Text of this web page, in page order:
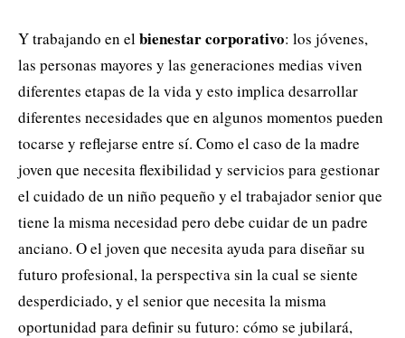
Y trabajando en elbienestar corporativo: los jóvenes,
las personas mayores y las generaciones medias viven
diferentes etapas de la vida y esto implica desarrollar
diferentes necesidades que en algunos momentos pueden
tocarse y reflejarse entre sí. Como el caso de la madre
joven que necesita flexibilidad y servicios para gestionar
el cuidado de un niño pequeño y el trabajador senior que
tiene la misma necesidad pero debe cuidar de un padre
anciano. O el joven que necesita ayuda para diseñar su
futuro profesional, la perspectiva sin la cual se siente
desperdiciado, y el senior que necesita la misma
oportunidad para definir su futuro: cómo se jubilará,